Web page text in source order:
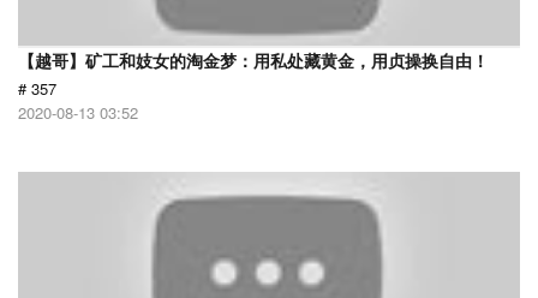
【越哥】矿工和妓女的淘金梦：用私处藏黄金，用贞操换自由！
# 357
2020-08-13 03:52